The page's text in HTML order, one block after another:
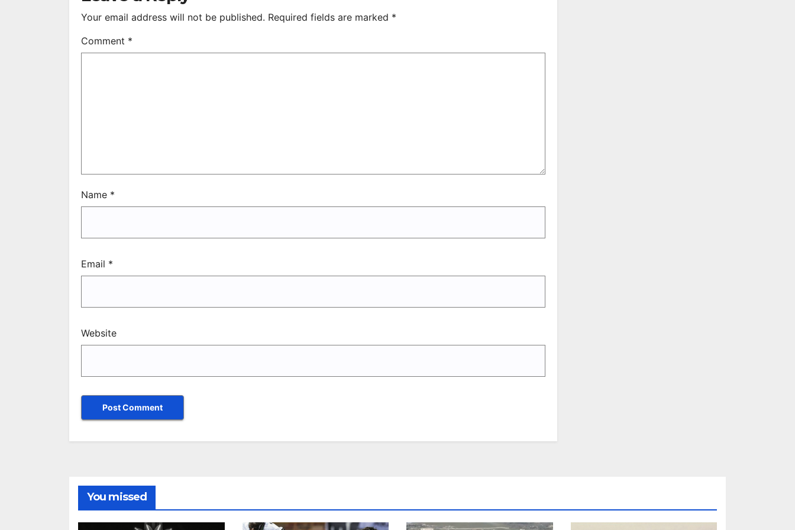
Your email address will not be published. Required fields are marked *
Comment *
Name *
Email *
Website
You missed